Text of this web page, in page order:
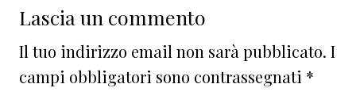
Interazioni
del
lettore
Lascia un commento
Il tuo indirizzo email non sarà pubblicato. I
campi obbligatori sono contrassegnati *